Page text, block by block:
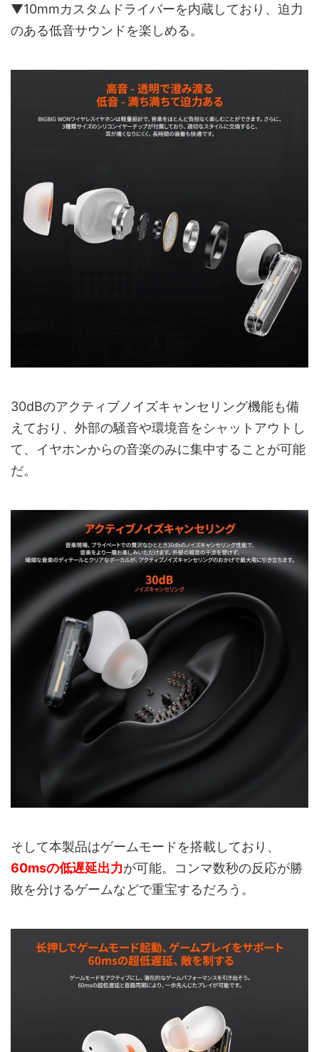
▼10mmカスタムドライバーを内蔵しており、迫力
のある低音サウンドを楽しめる。
30dBのアクティブノイズキャンセリング機能も備
えており、外部の騒音や環境音をシャットアウトし
て、イヤホンからの音楽のみに集中することが可能
だ。
そして本製品はゲームモードを搭載しており、
60msの低遅延出力が可能。コンマ数秒の反応が勝
敗を分けるゲームなどで重宝するだろう。